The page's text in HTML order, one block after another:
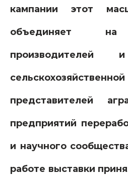
кампании этот
объединяет на
производителей
представителей
предприятий
и научного
работе выставки